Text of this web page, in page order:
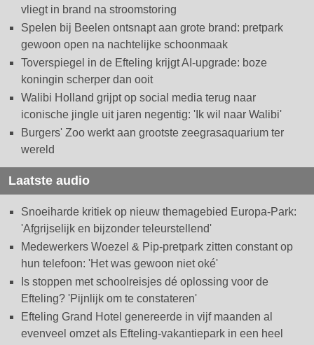
vliegt in brand na stroomstoring
Spelen bij Beelen ontsnapt aan grote brand: pretpark
gewoon open na nachtelijke schoonmaak
Toverspiegel in de Efteling krijgt AI-upgrade: boze
koningin scherper dan ooit
Walibi Holland grijpt op social media terug naar
iconische jingle uit jaren negentig: 'Ik wil naar Walibi'
Burgers' Zoo werkt aan grootste zeegrasaquarium ter
wereld
Laatste audio
Snoeiharde kritiek op nieuw themagebied Europa-Park:
'Afgrijselijk en bijzonder teleurstellend'
Medewerkers Woezel & Pip-pretpark zitten constant op
hun telefoon: 'Het was gewoon niet oké'
Is stoppen met schoolreisjes dé oplossing voor de
Efteling? 'Pijnlijk om te constateren'
Efteling Grand Hotel genereerde in vijf maanden al
evenveel omzet als Efteling-vakantiepark in een heel